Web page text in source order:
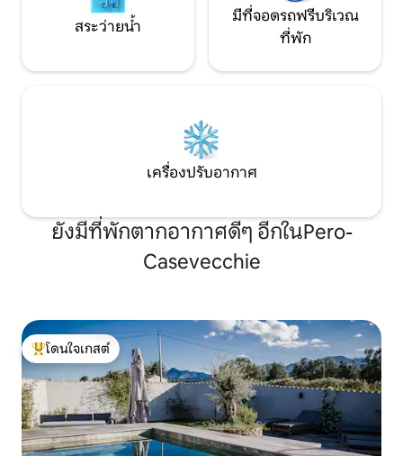
สระว่ายน้ำ
มีที่จอดรถฟรีบริเวณ
ที่พัก
เครื่องปรับอากาศ
ยังมีที่พักตากอากาศดีๆ อีกในPero-
Casevecchie
โดนใจเกสต์ที่สุด
โดนใจเกสต์